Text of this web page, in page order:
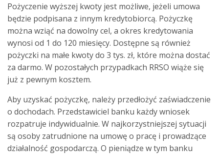
Pożyczenie wyższej kwoty jest możliwe, jeżeli umowa
będzie podpisana z innym kredytobiorcą. Pożyczkę
można wziąć na dowolny cel, a okres kredytowania
wynosi od 1 do 120 miesięcy. Dostępne są również
pożyczki na małe kwoty do 3 tys. zł, które można dostać
za darmo. W pozostałych przypadkach RRSO wiąże się
już z pewnym kosztem.
Aby uzyskać pożyczkę, należy przedłożyć zaświadczenie
o dochodach. Przedstawiciel banku każdy wniosek
rozpatruje indywidualnie. W najkorzystniejszej sytuacji
są osoby zatrudnione na umowę o pracę i prowadzące
działalność gospodarczą. O pieniądze w tym banku